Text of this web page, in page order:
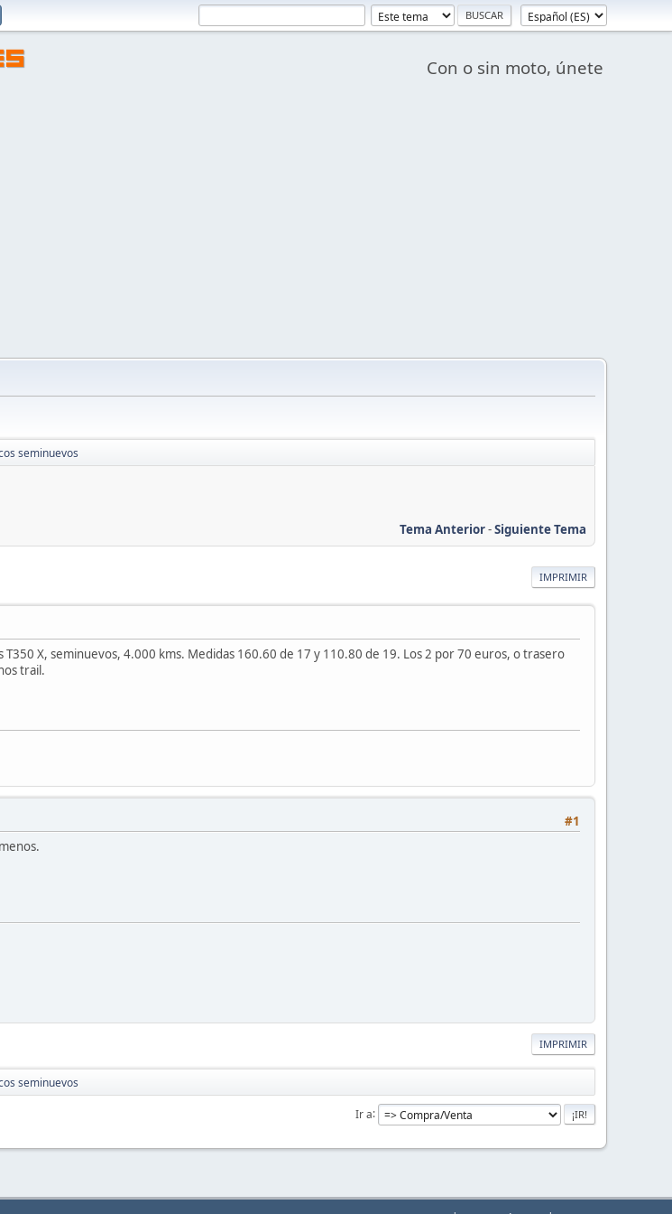
Con o sin moto, únete
seminuevos
Tema Anterior-Siguiente Tema
IMPRIMIR
X, seminuevos, 4.000 kms. Medidas 160.60 de 17 y 110.80 de 19. Los 2 por 70 euros, o trasero
trail.
#1
IMPRIMIR
seminuevos
Ir a